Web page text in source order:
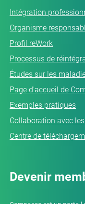
Intégration
Organisme
Profil reWork
Processus de
Études sur les
Page d'accueil de
Exemples pratiques
Collaboration avec
Centre de
Devenir